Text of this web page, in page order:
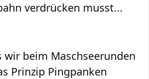
verdrücken musst...
wir beim Maschseerunden
Prinzip Pingpanken